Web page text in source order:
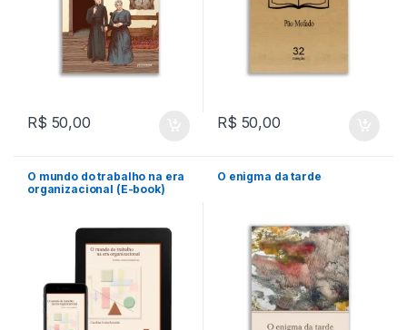
R$ 50,00 R$ 50,00
O mundo do trabalho na era
organizacional (E-book)
O enigma da tarde